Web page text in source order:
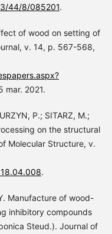
44/8/085201.
of wood on setting of
v. 14, p. 567-568,
mar. 2021.
P.; SITARZ, M.;
on the structural
Molecular Structure, v.
.
Manufacture of wood-
inhibitory compounds
Steud.). Journal of